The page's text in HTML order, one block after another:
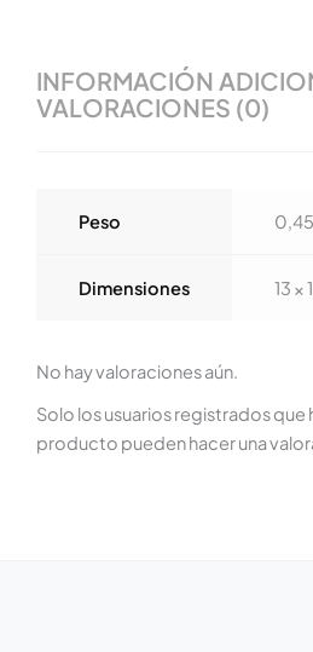
INFORMACIÓN
VALORACIONES (0)
Peso
Dimensiones 13 ×
No hay valoraciones aún.
Solo los usuarios registrados
producto pueden hacer una